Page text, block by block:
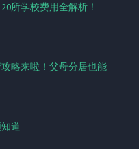
所学校费用全解析！
略来啦！父母分居也能
道